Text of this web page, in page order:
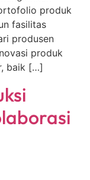
produk
fasilitas
produsen
produk
baik […]